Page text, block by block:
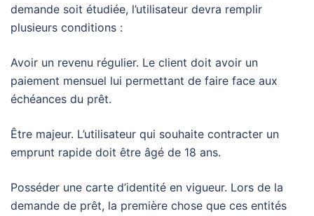
demande soit étudiée, l’utilisateur devra remplir
plusieurs conditions :
Avoir un revenu régulier. Le client doit avoir un
paiement mensuel lui permettant de faire face aux
échéances du prêt.
Être majeur. L’utilisateur qui souhaite contracter un
emprunt rapide doit être âgé de 18 ans.
Posséder une carte d’identité en vigueur. Lors de la
demande de prêt, la première chose que ces entités